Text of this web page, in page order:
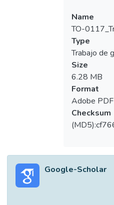
Name
TO-
Type
Trabajo de
Size
6.28 MB
Format
Adobe PDF
Checksum
Google-Scholar